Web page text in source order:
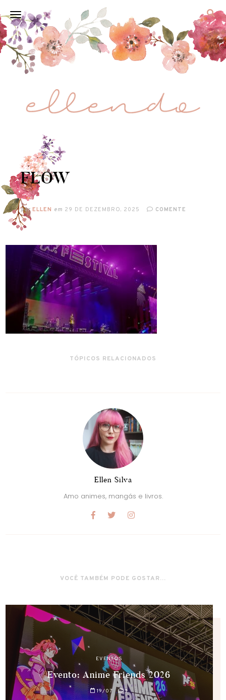
FLOW
por ELLEN em 29 DE DEZEMBRO, 2025 COMENTE
TÓPICOS RELACIONADOS
Ellen Silva
Amo animes, mangás e livros.
VOCÊ TAMBÉM PODE GOSTAR...
EVENTOS
Evento: Anime Friends 2026
19/07 1